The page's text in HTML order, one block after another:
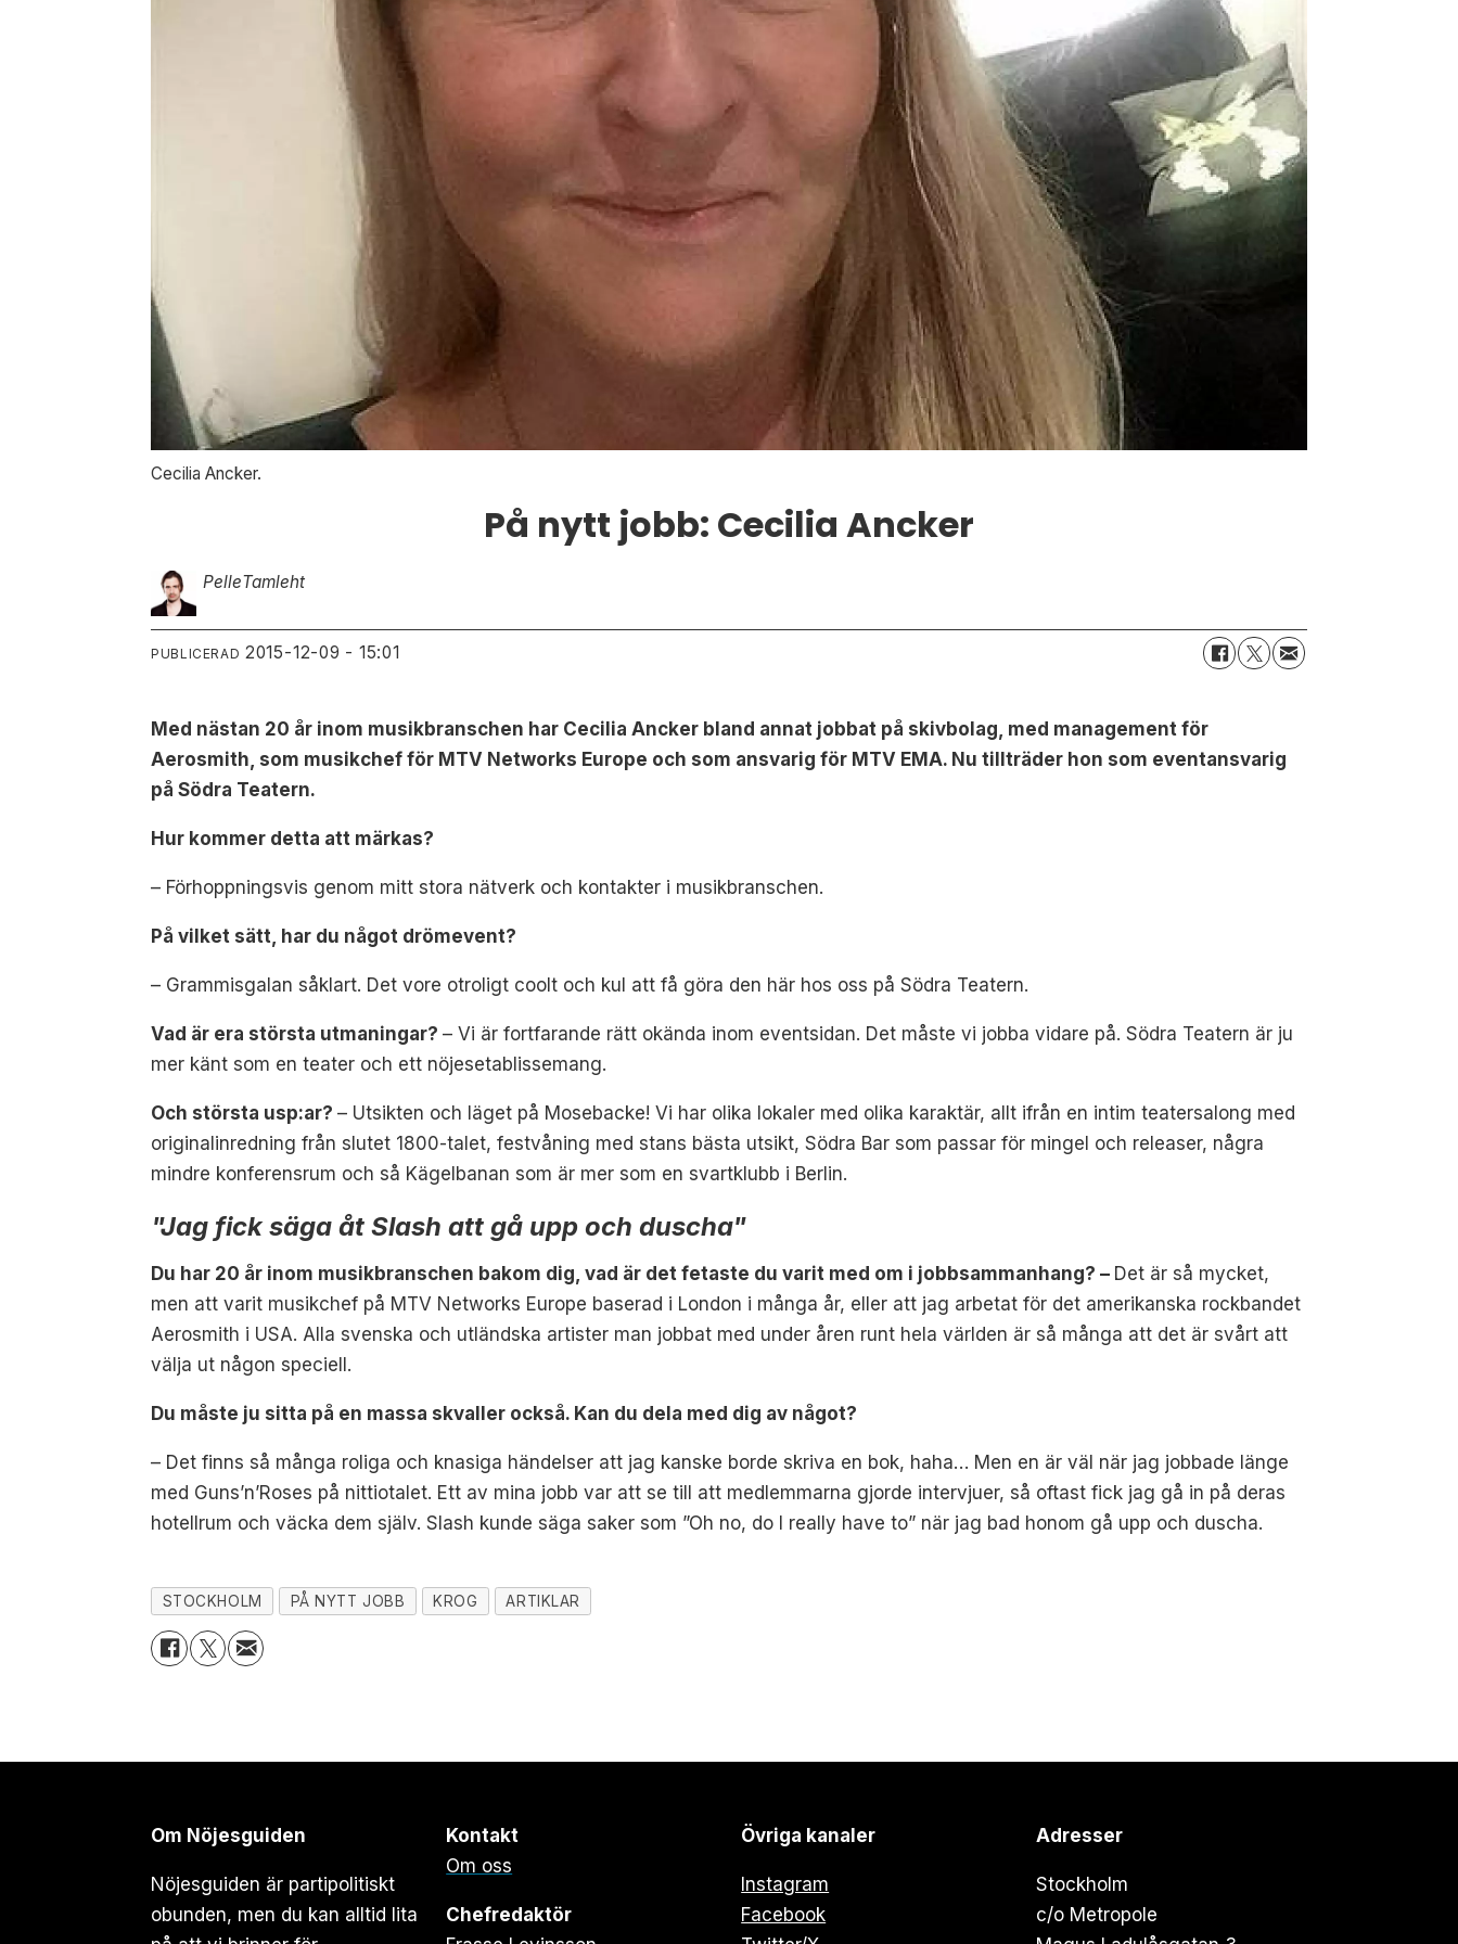
Cecilia Ancker.
På nytt jobb: Cecilia Ancker
PelleTamleht
PUBLICERAD 2015-12-09 - 15:01
Med nästan 20 år inom musikbranschen har Cecilia Ancker bland annat jobbat på skivbolag, med management för
Aerosmith, som musikchef för MTV Networks Europe och som ansvarig för MTV EMA. Nu tillträder hon som eventansvarig
på Södra Teatern.
Hur kommer detta att märkas?
– Förhoppningsvis genom mitt stora nätverk och kontakter i musikbranschen.
På vilket sätt, har du något drömevent?
– Grammisgalan såklart. Det vore otroligt coolt och kul att få göra den här hos oss på Södra Teatern.
Vad är era största utmaningar?–Vi är fortfarande rätt okända inom eventsidan. Det måste vi jobba vidare på. Södra Teatern är ju
mer känt som en teater och ett nöjesetablissemang.
Och största usp:ar?– Utsikten och läget på Mosebacke!Vi har olika lokaler med olika karaktär, allt ifrån en intim teatersalong med
originalinredning från slutet 1800-talet, festvåning med stans bästa utsikt, Södra Bar som passar för mingel och releaser, några
mindre konferensrum och så Kägelbanan som är mer som en svartklubb i Berlin.
"Jag fick säga åt Slash att gå upp och duscha"
Du har 20 år inom musikbranschen bakom dig, vad är det fetaste du varit med om i jobbsammanhang? – Det är så mycket,
men att varit musikchef på MTV Networks Europe baserad i London i många år, eller att jag arbetat för det amerikanska rockbandet
Aerosmith i USA. Alla svenska och utländska artister man jobbat med under åren runt hela världen är så många att det är svårt att
välja ut någon speciell.
Du måste ju sitta på en massa skvaller också. Kan du dela med dig av något?
– Det finns så många roliga och knasiga händelser att jag kanske borde skriva en bok, haha… Men en är väl när jag jobbade länge
med Guns’n’Roses på nittiotalet. Ett av mina jobb var att se till att medlemmarna gjorde intervjuer, så oftast fick jag gå in på deras
hotellrum och väcka dem själv. Slash kunde säga saker som ”Oh no, do I really have to” när jag bad honom gå upp och duscha.
STOCKHOLM PÅ NYTT JOBB KROG ARTIKLAR
Om Nöjesguiden
Nöjesguiden är partipolitiskt
obunden, men du kan alltid lita
Kontakt
Om oss
Chefredaktör
Övriga kanaler
Instagram
Facebook
Adresser
Stockholm
c/o Metropole